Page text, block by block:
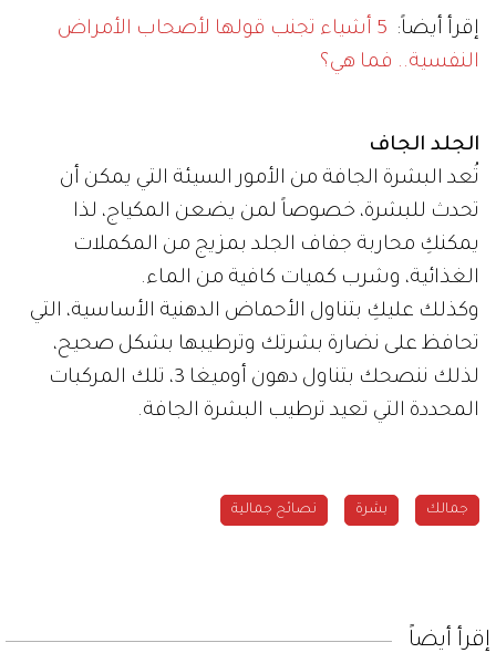
إقرأ أيضاً:
5 أشياء تجنب قولها لأصحاب الأمراض
النفسية.. فما هي؟
الجلد الجاف
تُعد البشرة الجافة من الأمور السيئة التي يمكن أن
تحدث للبشرة، خصوصاً لمن يضعن المكياج، لذا
يمكنكِ محاربة جفاف الجلد بمزيج من المكملات
الغذائية، وشرب كميات كافية من الماء.
وكذلك عليكِ بتناول الأحماض الدهنية الأساسية، التي
تحافظ على نضارة بشرتك وترطيبها بشكل صحيح،
لذلك ننصحك بتناول دهون أوميغا 3، تلك المركبات
المحددة التي تعيد ترطيب البشرة الجافة.
جمالك بشرة نصائح جمالية
إقرأ أيضاً